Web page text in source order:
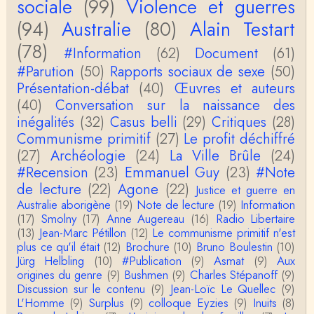
Christophe Darmangeat
La plus récente, donc celle en français, la quatrièm
e, publiée chez La Découverte.Bonne lecture !
Anonymous
Actuellement c'est quelle édition qui est la plus à jo
ur? La dernière edition française ou celle…
roland chaudat
le sous-titre de l’article de la Lutte de Classes “No
n, l’oppression des femmes n’a pas toujours exi…
roland chaudat
Votre gourmandise sera probablement récompens
ée parce que Snow apporte "de l'eau à votre m
o…
Christophe Darmangeat
...Et merci à vous pour Snow – qui m'a l'air d'être
davantage une histoire qu'une et…
roland chaudat
sociale (99) Violence et guerres
(94) Australie (80) Alain Testart
(78)
#Information (62) Document
(61)
#Parution (50) Rapports sociaux de sexe (50)
Présentation-débat (40) Œuvres et auteurs
(40)
Conversation sur la naissance des
inégalités (32) Casus belli (29) Critiques (28)
Communisme primitif (27) Le profit déchiffré
(27) Archéologie (24) La Ville Brûle (24)
#Recension (23) Emmanuel Guy (23) #Note
de lecture (22) Agone (22) Justice et guerre en
Australie aborigène (19) Note de lecture (19) Information
(17) Smolny (17) Anne Augereau (16) Radio Libertaire
(13) Jean-Marc Pétillon (12) Le communisme primitif n'est
plus ce qu'il était (12) Brochure (10) Bruno Boulestin (10)
Jürg Helbling
(10) #Publication (9) Asmat (9)
Aux
origines du genre (9) Bushmen (9) Charles Stépanoff (9)
Discussion sur le contenu (9) Jean-Loïc Le Quellec (9)
L'Homme (9) Surplus (9) colloque Eyzies (9) Inuits (8)